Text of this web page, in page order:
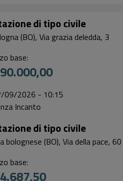
di tipo civile
(BO), Via grazia deledda, 3
base:
09/2026 - 10:15
Incanto
di tipo civile
bolognese (BO), Via della pace,
base: